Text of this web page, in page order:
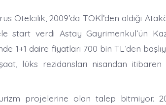
Otelcilik, 2009’da TOKİ’den aldığı
start verdi Astay Gayrimenkul’ün
1+1 daire fiyatları 700 bin TL’den
lüks rezidansları nisandan itibaren
projelerine olan talep bitmiyor.